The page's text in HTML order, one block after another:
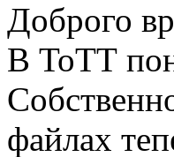
Доброго
В ТоТТ
файлах